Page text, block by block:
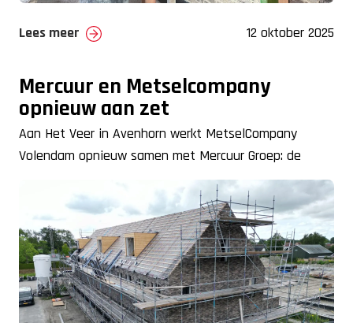
Lees meer 12 oktober 2025
Mercuur en Metselcompany
opnieuw aan zet
Aan Het Veer in Avenhorn werkt MetselCompany
Volendam opnieuw samen met Mercuur Groep: de
bouw van 17 duurzame starterswoningen op